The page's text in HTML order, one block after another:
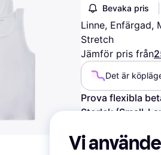
Bevaka pris
Linne, Enfärgad,
Stretch
Jämför pris från
Det är
Prova flexibla
Storlek (Small-
Välj Storlek
Vi